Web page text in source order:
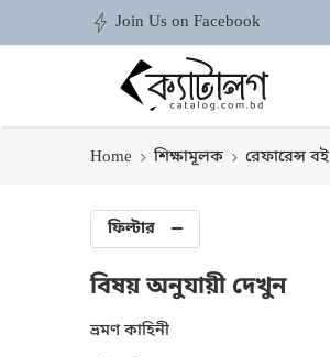
Join Us on Facebook
Home শিক্ষামূলক রেফারেন্স বই
ফিল্টার
বিষয় অনুযায়ী দেখুন
ভ্রমণ কাহিনী